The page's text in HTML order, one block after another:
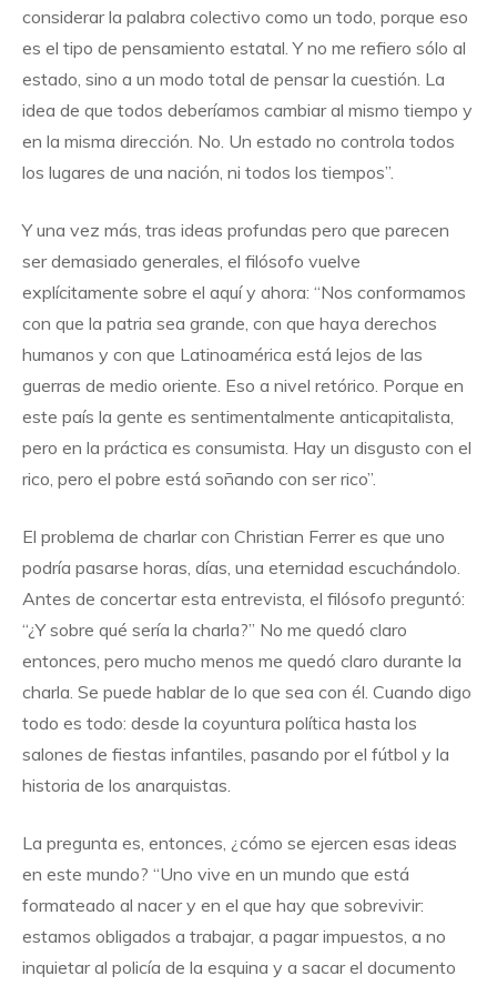
considerar la palabra colectivo como un todo, porque eso
es el tipo de pensamiento estatal. Y no me refiero sólo al
estado, sino a un modo total de pensar la cuestión. La
idea de que todos deberíamos cambiar al mismo tiempo y
en la misma dirección. No. Un estado no controla todos
los lugares de una nación, ni todos los tiempos”.
Y una vez más, tras ideas profundas pero que parecen
ser demasiado generales, el filósofo vuelve
explícitamente sobre el aquí y ahora: “Nos conformamos
con que la patria sea grande, con que haya derechos
humanos y con que Latinoamérica está lejos de las
guerras de medio oriente. Eso a nivel retórico. Porque en
este país la gente es sentimentalmente anticapitalista,
pero en la práctica es consumista. Hay un disgusto con el
rico, pero el pobre está soñando con ser rico”.
El problema de charlar con Christian Ferrer es que uno
podría pasarse horas, días, una eternidad escuchándolo.
Antes de concertar esta entrevista, el filósofo preguntó:
“¿Y sobre qué sería la charla?” No me quedó claro
entonces, pero mucho menos me quedó claro durante la
charla. Se puede hablar de lo que sea con él. Cuando digo
todo es todo: desde la coyuntura política hasta los
salones de fiestas infantiles, pasando por el fútbol y la
historia de los anarquistas.
La pregunta es, entonces, ¿cómo se ejercen esas ideas
en este mundo? “Uno vive en un mundo que está
formateado al nacer y en el que hay que sobrevivir:
estamos obligados a trabajar, a pagar impuestos, a no
inquietar al policía de la esquina y a sacar el documento